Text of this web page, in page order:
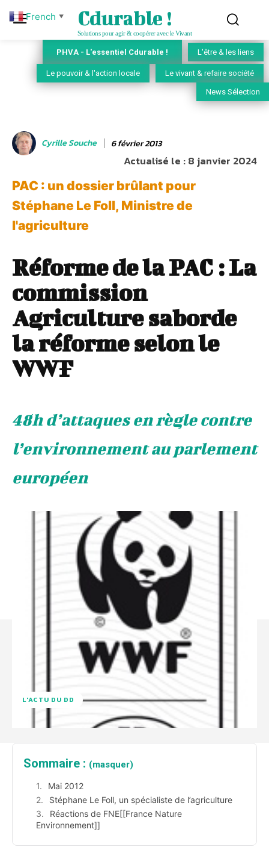
Cdurable !
Solutions pour agir & coopérer avec le Vivant
PHVA - L'essentiel Cdurable ! L'être & les liens
Le pouvoir & l'action locale Le vivant & refaire société
News Sélection
Cyrille Souche 6 février 2013
Actualisé le :8 janvier 2024
PAC : un dossier brûlant pour
Stéphane Le Foll, Ministre de
l'agriculture
Réforme de la PAC : La
commission
Agriculture saborde
la réforme selon le
WWF
48h d’attaques en règle contre
l’environnement au parlement
européen
L'ACTU DU DD
Sommaire : (masquer)
Mai 2012
Stéphane Le Foll, un spécialiste de l’agriculture
Réactions de FNE[[France Nature
Environnement]]
French ▼